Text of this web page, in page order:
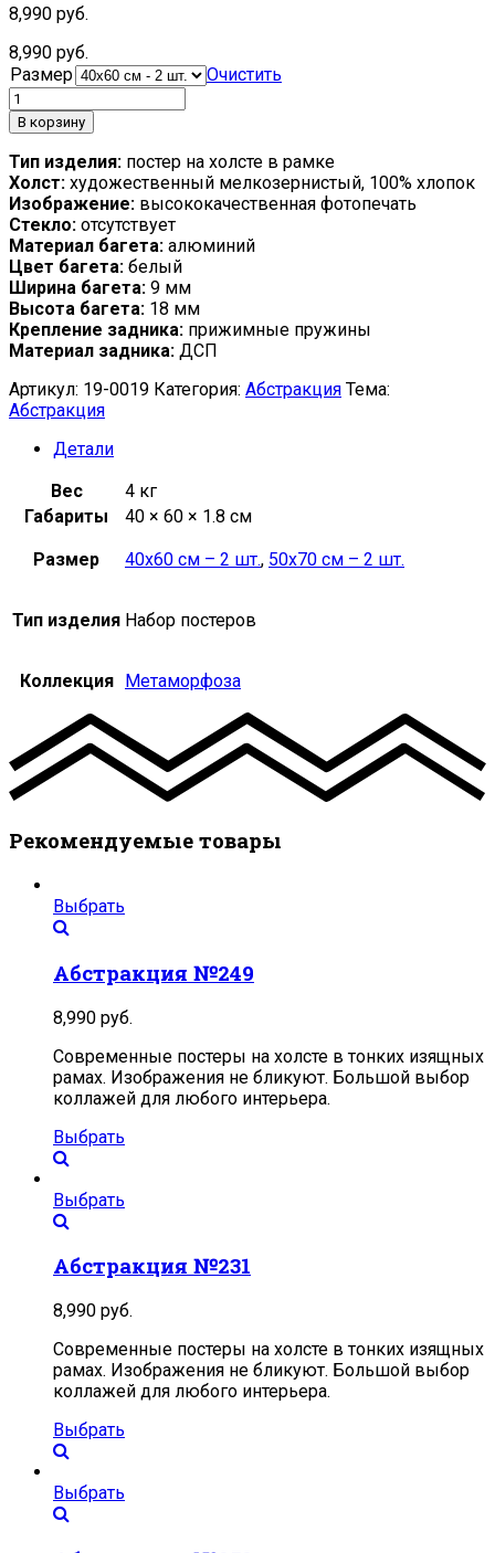
8,990 руб.
8,990 руб.
Размер
Очистить
В корзину
Тип изделия: постер на холсте в рамке
Холст: художественный мелкозернистый, 100% хлопок
Изображение: высококачественная фотопечать
Стекло: отсутствует
Материал багета: алюминий
Цвет багета: белый
Ширина багета: 9 мм
Высота багета: 18 мм
Крепление задника: прижимные пружины
Материал задника: ДСП
Артикул: 19-0019 Категория: Абстракция Тема:
Абстракция
Детали
Вес
4 кг
Габариты
40 × 60 × 1.8 см
Размер 40х60 см – 2 шт., 50х70 см – 2 шт.
Тип изделия Набор постеров
Коллекция Метаморфоза
Рекомендуемые товары
Выбрать
Абстракция №249
8,990 руб.
Современные постеры на холсте в тонких изящных
рамах. Изображения не бликуют. Большой выбор
коллажей для любого интерьера.
Выбрать
Выбрать
Абстракция №231
8,990 руб.
Современные постеры на холсте в тонких изящных
рамах. Изображения не бликуют. Большой выбор
коллажей для любого интерьера.
Выбрать
Выбрать